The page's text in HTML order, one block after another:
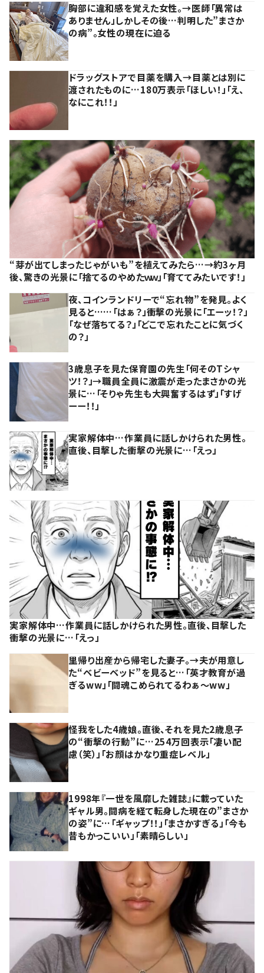
胸部に違和感を覚えた女性。→医師「異常は
ありません」しかしその後…判明した”まさか
の病”。女性の現在に迫る
ドラッグストアで目薬を購入→目薬とは別に
渡されたものに…180万表示「ほしい！」「え、
なにこれ！！」
“芽が出てしまったじゃがいも”を植えてみたら…→約3ヶ月
後、驚きの光景に「捨てるのやめたｗｗ」「育ててみたいです！」
夜、コインランドリーで“忘れ物”を発見。よく
見ると……「はぁ？」衝撃の光景に「エーッ！？」
「なぜ落ちてる？」「どこで忘れたことに気づく
の？」
3歳息子を見た保育園の先生「何そのTシャ
ツ！？」→職員全員に激震が走ったまさかの光
景に…「そりゃ先生も大興奮するはず」「すげ
ーー！！」
実家解体中…作業員に話しかけられた男性。
直後、目撃した衝撃の光景に…「えっ」
実家解体中…作業員に話しかけられた男性。直後、目撃した
衝撃の光景に…「えっ」
里帰り出産から帰宅した妻子。→夫が用意し
た“ベビーベッド”を見ると…「英才教育が過
ぎるww」「闘魂こめられてるわぁ～ww」
怪我をした4歳娘。直後、それを見た2歳息子
の“衝撃の行動”に…254万回表示「凄い配
慮（笑）」「お顔はかなり重症レベル」
1998年『一世を風靡した雑誌』に載っていた
ギャル男。闘病を経て転身した現在の”まさか
の姿”に…「ギャップ！！」「まさかすぎる」「今も
昔もかっこいい」「素晴らしい」